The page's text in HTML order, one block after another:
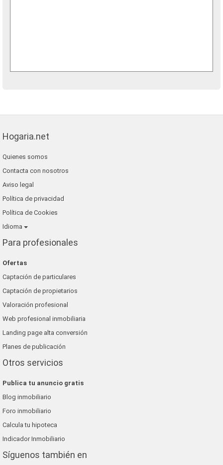
Hogaria.net
Quienes somos
Contacta con nosotros
Aviso legal
Política de privacidad
Política de Cookies
Idioma
Para profesionales
Ofertas
Captación de particulares
Captación de propietarios
Valoración profesional
Web profesional inmobiliaria
Landing page alta conversión
Planes de publicación
Otros servicios
Publica tu anuncio gratis
Blog inmobiliario
Foro inmobiliario
Calcula tu hipoteca
Indicador Inmobiliario
Síguenos también en